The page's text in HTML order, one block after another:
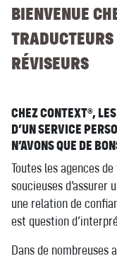
BIENVENUE
TRADUCTEURS
RÉVISEURS
CHEZ CONTEXT®,
D’UN SERVICE
N’AVONS QUE DE
Toutes les agences
soucieuses d’assurer
une relation de
est question
Dans de nombreuses